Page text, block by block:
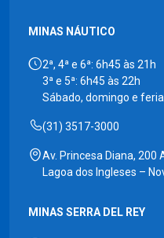
MINAS NÁUTICO
2ª, 4ª e 6ª: 6h45 às 21h
3ª e 5ª: 6h45 às 22h
Sábado, domingo e
(31) 3517-3000
Av. Princesa Diana, 200
Lagoa dos Ingleses –
MINAS SERRA DEL REY